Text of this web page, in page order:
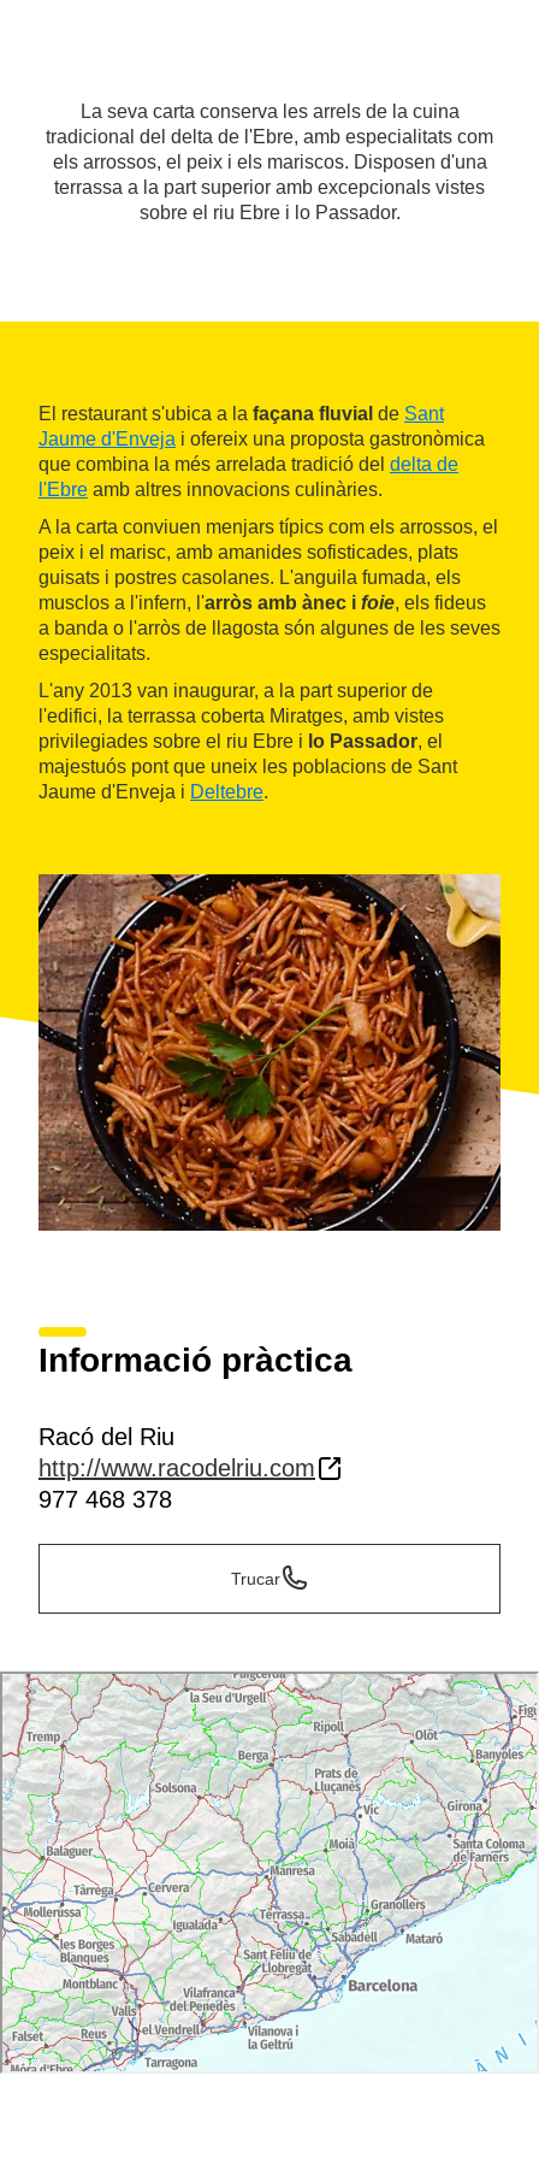
La seva carta conserva les arrels de la cuina
tradicional del delta de l'Ebre, amb especialitats com
els arrossos, el peix i els mariscos. Disposen d'una
terrassa a la part superior amb excepcionals vistes
sobre el riu Ebre i lo Passador.
El restaurant s'ubica a la façana fluvial de Sant
Jaume d'Enveja i ofereix una proposta gastronòmica
que combina la més arrelada tradició del delta de
l'Ebre amb altres innovacions culinàries.
A la carta conviuen menjars típics com els arrossos, el
peix i el marisc, amb amanides sofisticades, plats
guisats i postres casolanes. L'anguila fumada, els
musclos a l'infern, l'arròs amb ànec i foie, els fideus
a banda o l'arròs de llagosta són algunes de les seves
especialitats.
L'any 2013 van inaugurar, a la part superior de
l'edifici, la terrassa coberta Miratges, amb vistes
privilegiades sobre el riu Ebre i lo Passador, el
majestuós pont que uneix les poblacions de Sant
Jaume d'Enveja i Deltebre.
Informació pràctica
Racó del Riu
http://www.racodelriu.com
977 468 378
Trucar